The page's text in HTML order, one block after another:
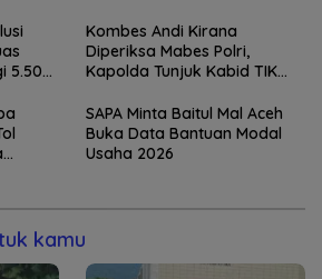
5.500
Kombes Andi Kirana
Diperiksa Mabes Polri,
Kapolda Tunjuk Kabid TIK
Kapolresta Banda Aceh
SAPA Minta Baitul Mal Aceh
Buka Data Bantuan Modal
Usaha 2026
kamu